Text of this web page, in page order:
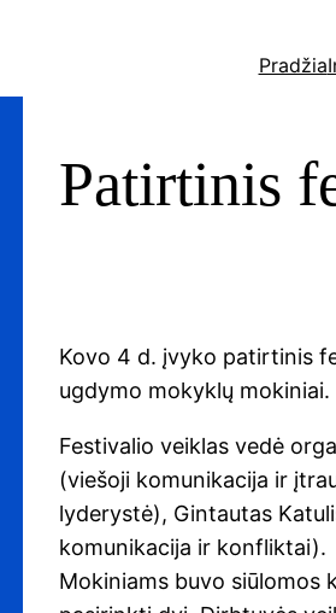
Pradžia
Patirtinis
Kovo 4 d. įvyko patirtinis
ugdymo mokyklų mokiniai.
Festivalio veiklas vedė
(viešoji komunikacija ir
lyderystė), Gintautas
komunikacija ir konfliktai).
Mokiniams buvo siūlomos